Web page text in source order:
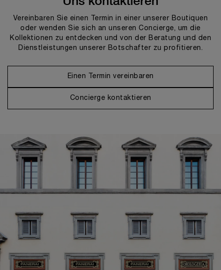
Vereinbaren Sie einen Termin in einer unserer Boutiquen
oder wenden Sie sich an unseren Concierge, um die
Kollektionen zu entdecken und von der Beratung und den
Dienstleistungen unserer Botschafter zu profitieren.
Einen Termin vereinbaren
Concierge kontaktieren